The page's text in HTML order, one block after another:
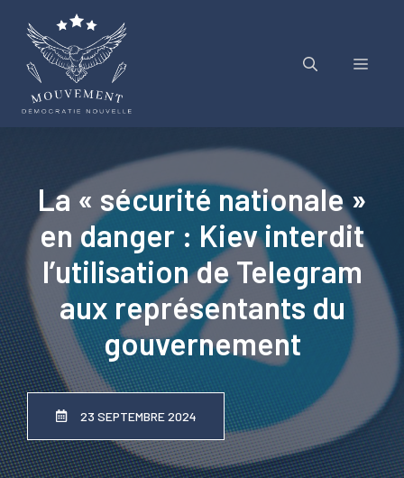
contenu
Menu
La « sécurité nationale »
en danger : Kiev interdit
l’utilisation de Telegram
aux représentants du
gouvernement
23 SEPTEMBRE 2024